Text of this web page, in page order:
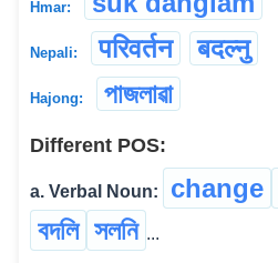
Hmar:
Nepali: परिवर्तन बदल्नु
Hajong: পাজলাৱা
Different POS:
a. Verbal Noun: change
বদলি সলনি ...